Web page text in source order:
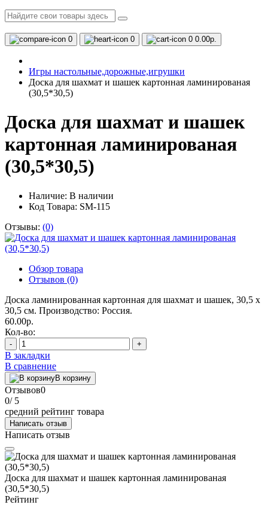
0 0 0 0.00р.
Игры настольные,дорожные,игрушки
Доска для шахмат и шашек картонная ламинированая
(30,5*30,5)
Доска для шахмат и шашек
картонная ламинированая
(30,5*30,5)
Наличие: В наличии
Код Товара: SM-115
Отзывы: (0)
Обзор товара
Отзывов (0)
Доска ламинированная картонная для шахмат и шашек, 30,5 х
30,5 см. Производство: Россия.
60.00р.
Кол-во:
- +
В закладки
В сравнение
В корзину
Отзывов0
0/ 5
средний рейтинг товара
Написать отзыв
Написать отзыв
Доска для шахмат и шашек картонная ламинированая
(30,5*30,5)
Рейтинг